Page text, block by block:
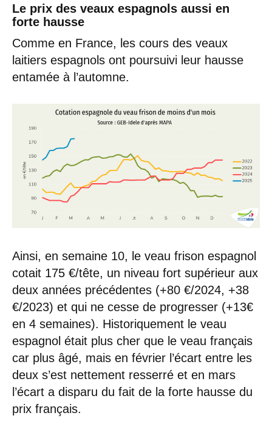
Le prix des veaux espagnols aussi en
forte hausse
Comme en France, les cours des veaux
laitiers espagnols ont poursuivi leur hausse
entamée à l’automne.
Ainsi, en semaine 10, le veau frison espagnol
cotait 175 €/tête, un niveau fort supérieur aux
deux années précédentes (+80 €/2024, +38
€/2023) et qui ne cesse de progresser (+13€
en 4 semaines). Historiquement le veau
espagnol était plus cher que le veau français
car plus âgé, mais en février l’écart entre les
deux s’est nettement resserré et en mars
l’écart a disparu du fait de la forte hausse du
prix français.